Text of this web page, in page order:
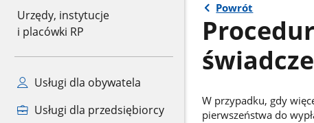
Urzędy, instytucje
i placówki RP
Usługi dla obywatela
Usługi dla przedsiębiorcy
Powrót
W przypadku, gdy
pierwszeństwa do